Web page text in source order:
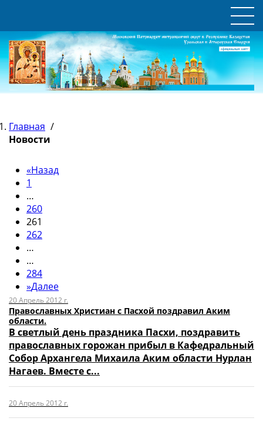
Главная /
Новости
«Назад
1
…
260
261
262
…
…
284
»Далее
20 Апрель 2012 г.
Православных Христиан с Пасхой поздравил Аким
области.
В светлый день праздника Пасхи, поздравить
православных горожан прибыл в Кафедральный
Собор Архангела Михаила Аким области Нурлан
Нагаев. Вместе с...
20 Апрель 2012 г.